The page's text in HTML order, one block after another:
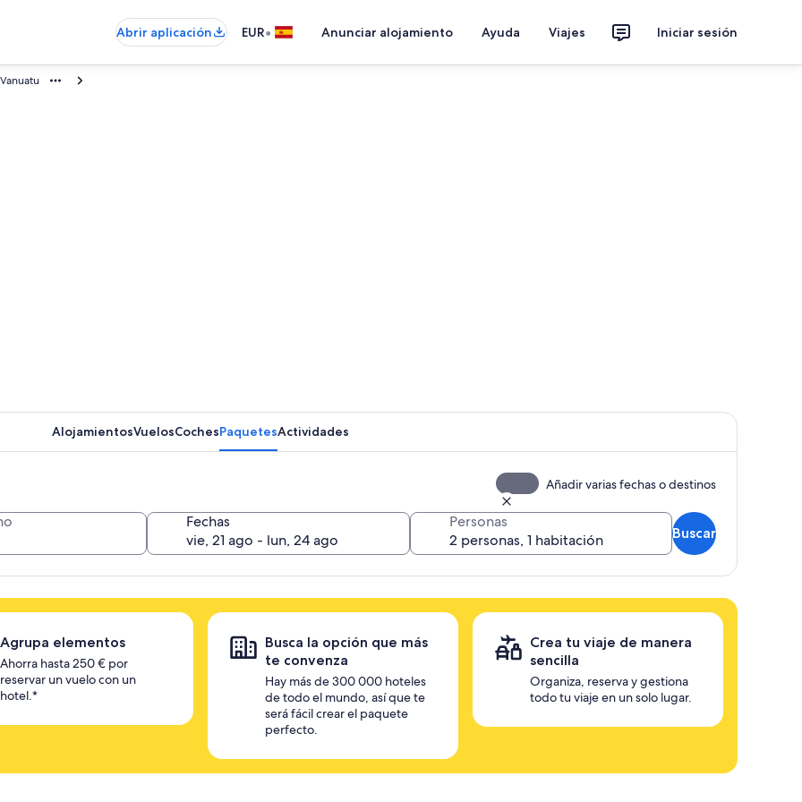
Abrir aplicación EUR• Anunciar alojamiento Ayuda Viajes Iniciar sesión
Vanuatu
AlojamientosVuelosCochesPaquetesActividades
Añadir varias fechas o destinos
Fechas Personas
Buscar
Agrupa elementos
Ahorra hasta 250 € por
reservar un vuelo con un
hotel.*
Busca la opción que más
te convenza
Hay más de 300 000 hoteles
de todo el mundo, así que te
será fácil crear el paquete
perfecto.
Crea tu viaje de manera
sencilla
Organiza, reserva y gestiona
todo tu viaje en un solo lugar.